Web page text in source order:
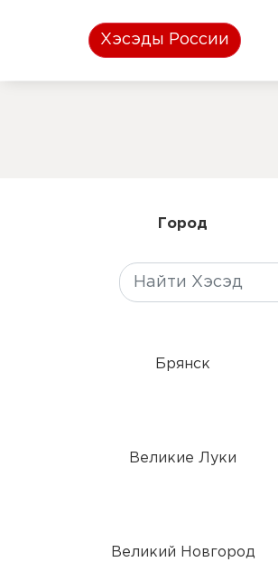
Хэсэды России
Город
Брянск
Великие Луки
Великий Новгород